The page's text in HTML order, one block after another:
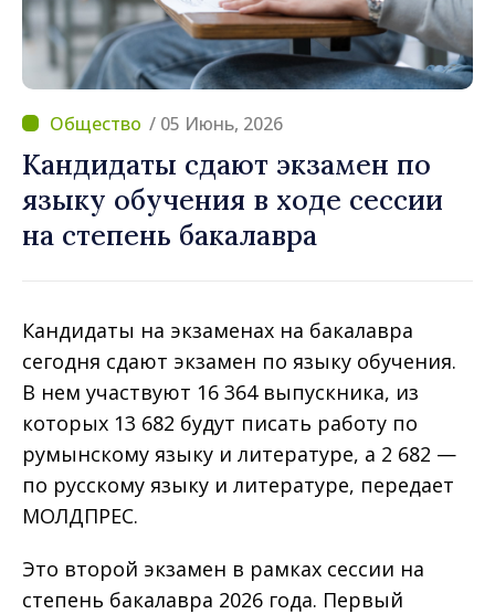
/ 05 Июнь, 2026
Кандидаты сдают экзамен по
языку обучения в ходе сессии
на степень бакалавра
Кандидаты на экзаменах на бакалавра
сегодня сдают экзамен по языку обучения.
В нем участвуют 16 364 выпускника, из
которых 13 682 будут писать работу по
румынскому языку и литературе, а 2 682 —
по русскому языку и литературе, передает
МОЛДПРЕС.
Это второй экзамен в рамках сессии на
степень бакалавра 2026 года. Первый